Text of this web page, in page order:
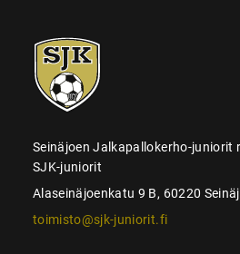
SJK-
juniorit
Seinäjoen Jalkapallokerho-juniorit
SJK-juniorit
Alaseinäjoenkatu 9 B, 60220
toimisto@sjk-juniorit.fi